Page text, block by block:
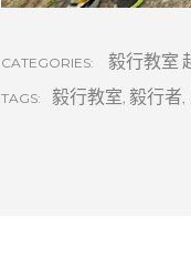
CATEGORIES: 毅行教室
TAGS: 毅行教室, 毅行者,